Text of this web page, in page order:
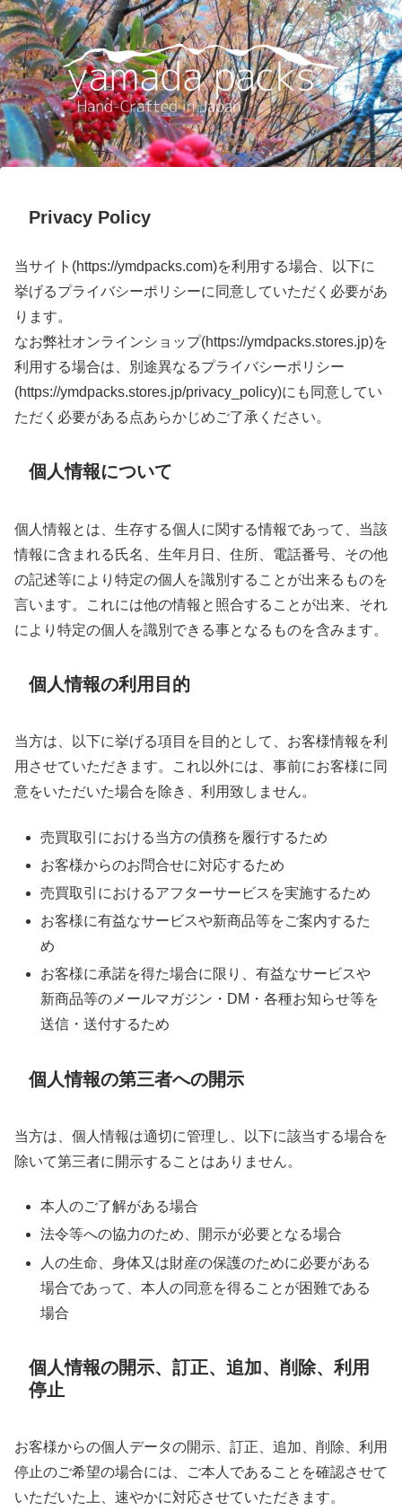
Privacy Policy
当サイト(https://ymdpacks.com)を利用する場合、以下に
挙げるプライバシーポリシーに同意していただく必要があ
ります。
なお弊社オンラインショップ(https://ymdpacks.stores.jp)を
利用する場合は、別途異なるプライバシーポリシー
(https://ymdpacks.stores.jp/privacy_policy)にも同意してい
ただく必要がある点あらかじめご了承ください。
個人情報について
個人情報とは、生存する個人に関する情報であって、当該
情報に含まれる氏名、生年月日、住所、電話番号、その他
の記述等により特定の個人を識別することが出来るものを
言います。これには他の情報と照合することが出来、それ
により特定の個人を識別できる事となるものを含みます。
個人情報の利用目的
当方は、以下に挙げる項目を目的として、お客様情報を利
用させていただきます。これ以外には、事前にお客様に同
意をいただいた場合を除き、利用致しません。
売買取引における当方の債務を履行するため
お客様からのお問合せに対応するため
売買取引におけるアフターサービスを実施するため
お客様に有益なサービスや新商品等をご案内するた
め
お客様に承諾を得た場合に限り、有益なサービスや
新商品等のメールマガジン・DM・各種お知らせ等を
送信・送付するため
個人情報の第三者への開示
当方は、個人情報は適切に管理し、以下に該当する場合を
除いて第三者に開示することはありません。
本人のご了解がある場合
法令等への協力のため、開示が必要となる場合
人の生命、身体又は財産の保護のために必要がある
場合であって、本人の同意を得ることが困難である
場合
個人情報の開示、訂正、追加、削除、利用
停止
お客様からの個人データの開示、訂正、追加、削除、利用
停止のご希望の場合には、ご本人であることを確認させて
いただいた上、速やかに対応させていただきます。